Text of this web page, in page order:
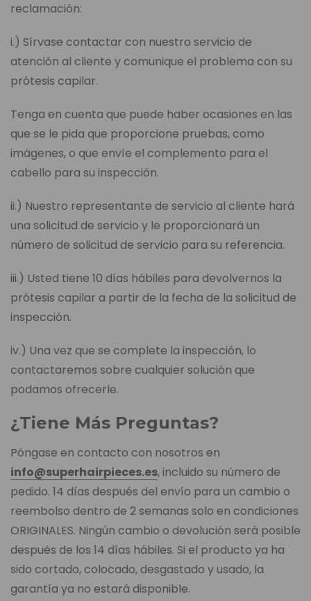
reclamación:
i.) Sírvase contactar con nuestro servicio de
atención al cliente y comunique el problema con su
prótesis capilar.
Tenga en cuenta que puede haber ocasiones en las
que se le pida que proporcione pruebas, como
imágenes, o que envíe el complemento para el
cabello para su inspección.
ii.) Nuestro representante de servicio al cliente hará
una solicitud de servicio y le proporcionará un
número de solicitud de servicio para su referencia.
iii.) Usted tiene 10 días hábiles para devolvernos la
prótesis capilar a partir de la fecha de la solicitud de
inspección.
iv.) Una vez que se complete la inspección, lo
contactaremos sobre cualquier solución que
podamos ofrecerle.
¿Tiene Más Preguntas?
Póngase en contacto con nosotros en
info@superhairpieces.es, incluido su número de
pedido. 14 días después del envío para un cambio o
reembolso dentro de 2 semanas solo en condiciones
ORIGINALES. Ningún cambio o devolución será posible
después de los 14 días hábiles. Si el producto ya ha
sido cortado, colocado, desgastado y usado, la
garantía ya no estará disponible.